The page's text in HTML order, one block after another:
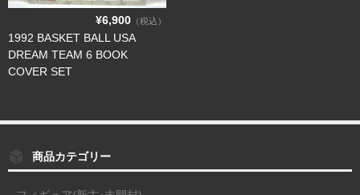
¥6,900（税込）
1992 BASKET BALL USA
DREAM TEAM 6 BOOK
COVER SET
商品カテゴリー